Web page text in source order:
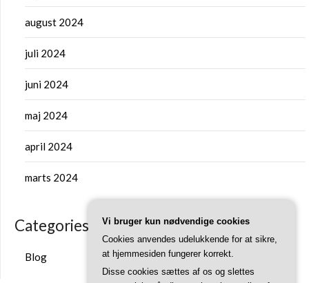
august 2024
juli 2024
juni 2024
maj 2024
april 2024
marts 2024
Categories
Blog
Vi bruger kun nødvendige cookies
Cookies anvendes udelukkende for at sikre,
at hjemmesiden fungerer korrekt.
Disse cookies sættes af os og slettes